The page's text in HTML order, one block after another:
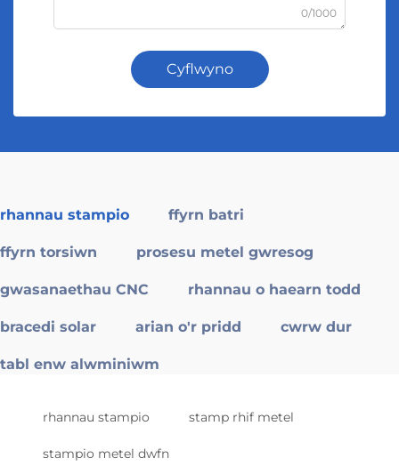
0/1000
Cyflwyno
rhannau stampio ffyrn batri
ffyrn torsiwn prosesu metel gwresog
gwasanaethau CNC rhannau o haearn todd
bracedi solar arian o'r pridd cwrw dur
tabl enw alwminiwm
rhannau stampio stamp rhif metel
stampio metel dwfn